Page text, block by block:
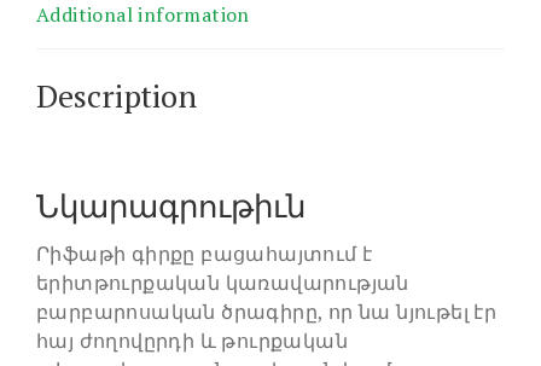
Additional information
Description
Նկարագրութիւն
Րիֆաթի գիրքը բացահայտում է
երիտթուրքական կառավարության
բարբարոսական ծրագիրը, որ նա նյութել էր
հայ ժողովըրդի և թուրքական